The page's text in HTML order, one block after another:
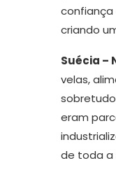
confiança
criando
Suécia –
velas,
eram
de toda a